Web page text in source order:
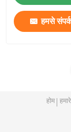
हमसे
होम